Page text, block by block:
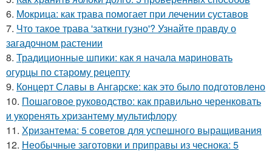
6. Мокрица: как трава помогает при лечении суставов
7. Что такое трава 'заткни гузно'? Узнайте правду о
загадочном растении
8. Традиционные шпики: как я начала мариновать
огурцы по старому рецепту
9. Концерт Славы в Ангарске: как это было подготовлено
10. Пошаговое руководство: как правильно черенковать
и укоренять хризантему мультифлору
11. Хризантема: 5 советов для успешного выращивания
12. Необычные заготовки и приправы из чеснока: 5